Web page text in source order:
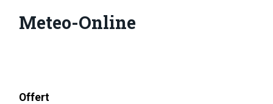
Meteo-Online
Offert